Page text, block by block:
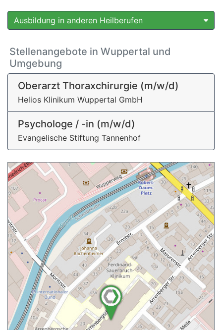
Ausbildung in anderen Heilberufen
Stellenangebote in Wuppertal und
Umgebung
Oberarzt Thoraxchirurgie (m/w/d)
Helios Klinikum Wuppertal GmbH
Psychologe / -in (m/w/d)
Evangelische Stiftung Tannenhof